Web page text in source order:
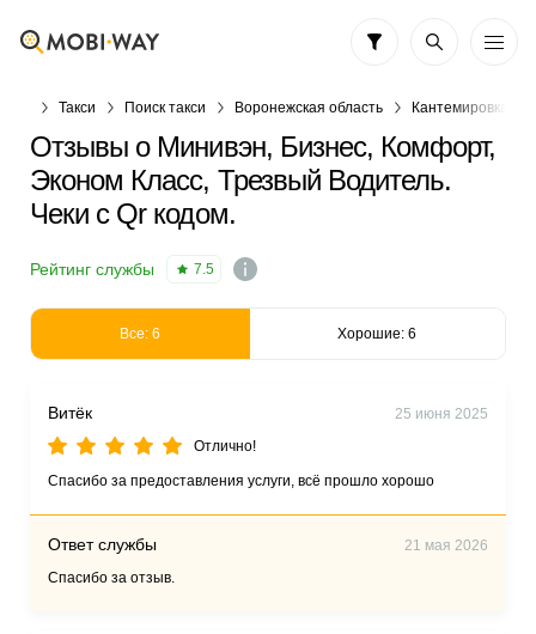
Такси Поиск такси Воронежская область Кантемировка
Отзывы о Минивэн, Бизнес, Комфорт,
Эконом Класс, Трезвый Водитель.
Чеки с Qr кодом.
Рейтинг службы 7.5
Все: 6 Хорошие: 6
Витёк
25 июня 2025
Отлично!
Спасибо за предоставления услуги, всё прошло хорошо
Ответ службы
21 мая 2026
Спасибо за отзыв.